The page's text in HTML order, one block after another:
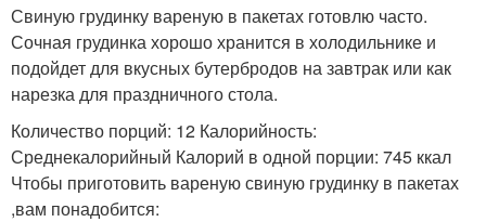
Свиную грудинку вареную в пакетах готовлю часто.
Сочная грудинка хорошо хранится в холодильнике и
подойдет для вкусных бутербродов на завтрак или как
нарезка для праздничного стола.
Количество порций: 12 Калорийность:
Среднекалорийный Калорий в одной порции: 745 ккал
Чтобы приготовить вареную свиную грудинку в пакетах
,вам понадобится: